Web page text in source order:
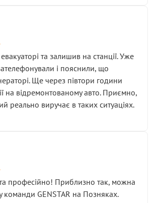
погіршилась:
“потрібно знімати колеса”
вже не можна
купу додаткових робіт без
доробили) дякую!
який виглядає абсурдно:
бачок гальмівної рідини потрібно
головним гальмівним циліндром у
хоча б трохи розуміється на техніці,
непрофесійно, а як максимум —
дорогий вузол замість елементарних
не перший мій візит. Раніше міняв у
сервіс наче справив хороше
та залишив на станції. Уже
і пояснили, що
Ще через півтори години
на відремонтованому авто. Приємно,
реально виручає в таких ситуаціях.
професійно! Приблизно так, можна
команди GENSTAR на Позняках.